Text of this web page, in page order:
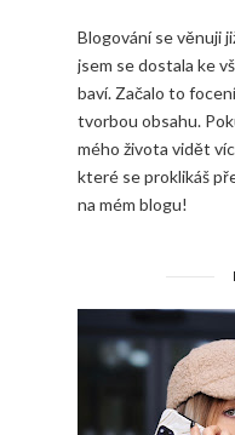
Blogování se věnuji
jsem se dostala ke
baví. Začalo to
tvorbou obsahu.
mého života vidět
které se proklikáš
na mém blogu!